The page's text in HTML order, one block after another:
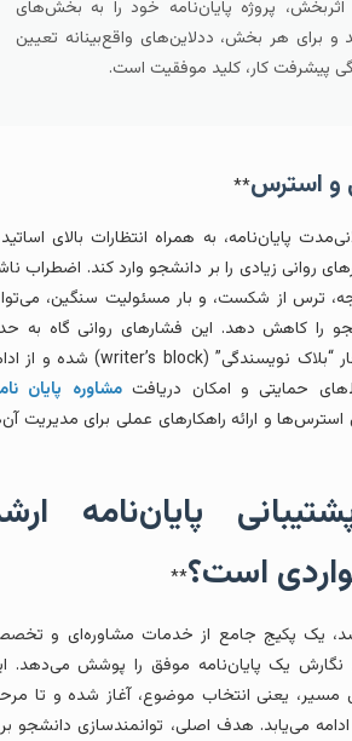
پروژه پایان‌نامه خود را به بخش‌های
هر بخش، ددلاین‌های واقع‌بینانه تعیین
کار، کلید موفقیت است.
**
به همراه انتظارات بالای اساتید و
زیادی را بر دانشجو وارد کند. اضطراب ناشی
از شکست، و بار مسئولیت سنگین، می‌تواند
کاهش دهد. این فشارهای روانی گاه به حدی
می‌رسد که دانشجو دچار “بلاک نویسندگی” (writer’s block) شده و از ادامه
و امکان دریافتمشاوره پایان نامه
و ارائه راهکارهای عملی برای مدیریت آن‌ها
پایان‌نامه ارشد
است؟**
یک پکیج جامع از خدمات مشاوره‌ای و تخصصی
یک پایان‌نامه موفق را پوشش می‌دهد. این
یعنی انتخاب موضوع، آغاز شده و تا مرحله
هدف اصلی، توانمندسازی دانشجو برای